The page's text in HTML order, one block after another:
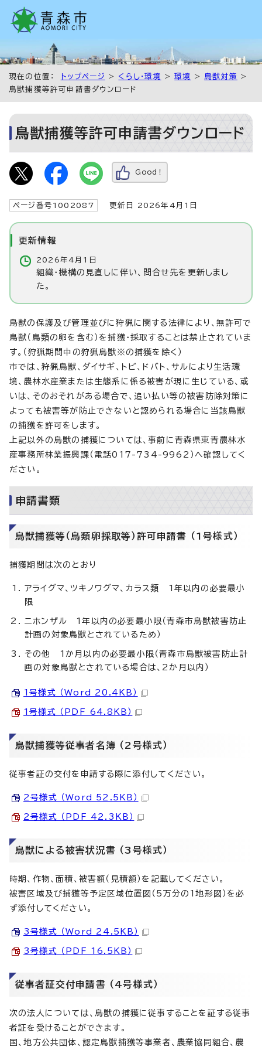
現在の位置： トップページ > くらし・環境 >環境 > 鳥獣対策
>
鳥獣捕獲等許可申請書ダウンロード
鳥獣捕獲等許可申請書ダウンロード
Good！
ページ番号1002087 更新日 2026年4月1日
更新情報
2026年4月1日
組織・機構の見直しに伴い、問合せ先を更新しまし
た。
鳥獣の保護及び管理並びに狩猟に関する法律により、無許可で
鳥獣（鳥類の卵を含む）を捕獲・採取することは禁止されていま
す。（狩猟期間中の狩猟鳥獣※の捕獲を除く）
市では、狩猟鳥獣、ダイサギ、トビ、ドバト、サルにより生活環
境、農林水産業または生態系に係る被害が現に生じている、或
いは、そのおそれがある場合で、追い払い等の被害防除対策に
よっても被害等が防止できないと認められる場合に当該鳥獣
の捕獲を許可をします。
上記以外の鳥獣の捕獲については、事前に青森県東青農林水
産事務所林業振興課（電話017-734-9962）へ確認してく
ださい。
申請書類
鳥獣捕獲等（鳥類卵採取等）許可申請書 （1号様式）
捕獲期間は次のとおり
アライグマ、ツキノワグマ、カラス類 1年以内の必要最小
限
ニホンザル 1年以内の必要最小限（青森市鳥獣被害防止
計画の対象鳥獣とされているため）
その他 1か月以内の必要最小限（青森市鳥獣被害防止計
画の対象鳥獣とされている場合は、2か月以内）
1号様式 （Word 20.4KB）
1号様式 （PDF 64.8KB）
鳥獣捕獲等従事者名簿 （2号様式）
従事者証の交付を申請する際に添付してください。
2号様式 （Word 52.5KB）
2号様式 （PDF 42.3KB）
鳥獣による被害状況書 （3号様式）
時期、作物、面積、被害額（見積額）を記載してください。
被害区域及び捕獲等予定区域位置図（5万分の1地形図）を必
ず添付してください。
3号様式 （Word 24.5KB）
3号様式 （PDF 16.5KB）
従事者証交付申請書 （4号様式）
次の法人については、鳥獣の捕獲に従事することを証する従事
者証を受けることができます。
国、地方公共団体、認定鳥獣捕獲等事業者、農業協同組合、農